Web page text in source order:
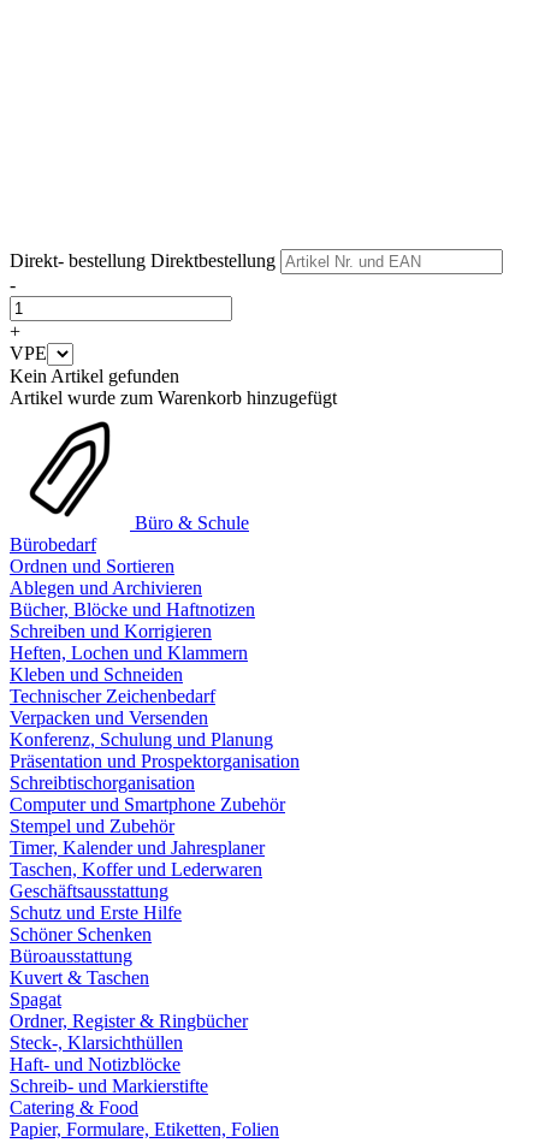
Direkt- bestellung Direktbestellung
-
+
VPE
Kein Artikel gefunden
Artikel wurde zum Warenkorb hinzugefügt
Büro & Schule
Bürobedarf
Ordnen und Sortieren
Ablegen und Archivieren
Bücher, Blöcke und Haftnotizen
Schreiben und Korrigieren
Heften, Lochen und Klammern
Kleben und Schneiden
Technischer Zeichenbedarf
Verpacken und Versenden
Konferenz, Schulung und Planung
Präsentation und Prospektorganisation
Schreibtischorganisation
Computer und Smartphone Zubehör
Stempel und Zubehör
Timer, Kalender und Jahresplaner
Taschen, Koffer und Lederwaren
Geschäftsausstattung
Schutz und Erste Hilfe
Schöner Schenken
Büroausstattung
Kuvert & Taschen
Spagat
Ordner, Register & Ringbücher
Steck-, Klarsichthüllen
Haft- und Notizblöcke
Schreib- und Markierstifte
Catering & Food
Papier, Formulare, Etiketten, Folien